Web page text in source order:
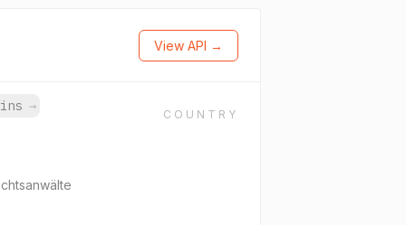
View API →
→
COUNTRY